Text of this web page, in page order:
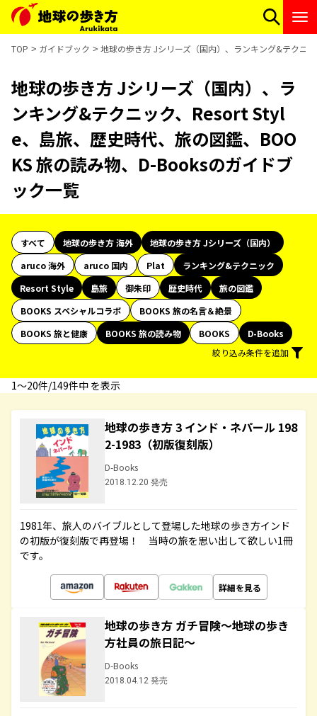
TOP ガイドブック 地球の歩き方 Jシリーズ（国内）、ランキング&テクニ
地球の歩き方 Jシリーズ（国内）、ラ
ンキング&テクニック、Resort Styl
e、島旅、歴史時代、旅の図鑑、BOO
KS 旅の読み物、D-Booksのガイドブ
ック一覧
すべて 地球の歩き方 海外
地球の歩き方 Jシリーズ（国内）
aruco 海外
aruco 国内 Plat
ランキング&テクニック
Resort Style
島旅 御朱印 歴史時代
旅の図鑑
BOOKS スペシャルコラボ
BOOKS 旅の名言＆絶景
BOOKS 旅と健康
BOOKS 旅の読み物 BOOKS
D-Books
絞り込み条件を追加
1〜20件/149件中 を表示
地球の歩き方 3 インド・ネパール 198
2-1983（初版復刻版）
D-Books
2018.12.20 発売
1981年、旅人のバイブルとして登場した地球の歩き方インド
の初版が復刻版で再登場！ 当時の旅を思い出して欲しい1冊
です。
詳細を見る
地球の歩き方 ガチ冒険～地球の歩き
方社員の旅日記～
D-Books
2018.04.12 発売